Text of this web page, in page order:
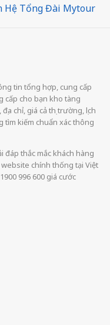
Hệ Tổng Đài Mytour
tin tổng hợp, cung cấp
cấp cho bạn kho tàng
chỉ, giá cả thị trường, lịch
tìm kiếm chuẩn xác thông
thắc mắc khách hàng
chính thống tại Việt
996 600 giá cước